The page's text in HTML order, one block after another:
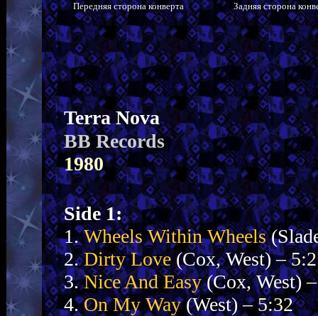
Передняя сторона конверта Задняя сторона
Terra Nova
BB Records
1980
Side 1:
1.Wheels Within Wheels
2.Dirty Love(Cox, West)–
3.Nice And Easy(Cox, West)
4.On My Way(West)– 5:32